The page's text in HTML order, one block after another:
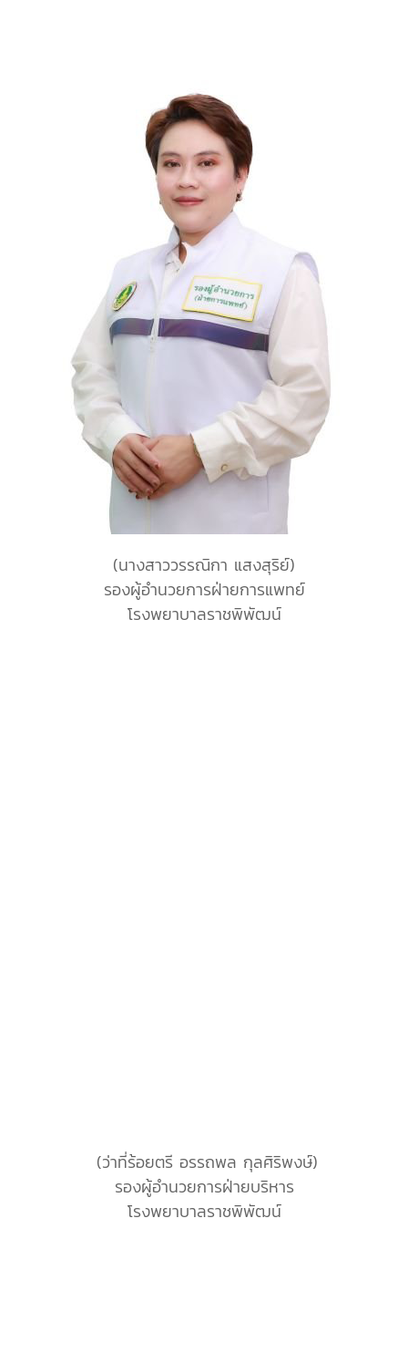
(นางสาววรรณิกา แสงสุริย์)
รองผู้อำนวยการฝ่ายการแพทย์
โรงพยาบาลราชพิพัฒน์
(ว่าที่ร้อยตรี อรรถพล กุลศิริพงษ์)
รองผู้อำนวยการฝ่ายบริหาร
โรงพยาบาลราชพิพัฒน์